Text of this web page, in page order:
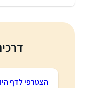
הצטרפי לדף